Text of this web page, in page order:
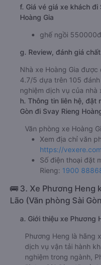
f. Giá vé giá xe khách đi
Hoàng Gia
ghế ngồi
g. Review, đánh giá
Nhà xe Hoàng Gia
4.7/5 dựa trên 105
nghiệm dịch vụ của nhà
h. Thông tin liên hệ, đặt
Gòn đi Svay Rieng
Văn phòng xe Hoàng
Xem địa chỉ văn
https://
Số điện thoại đặt
Rieng: 1900
🚌 3. Xe Phương Heng
Lão (Văn phòng Sài
a. Giới thiệu xe Phương
Phương Heng là hãng
dịch vụ vận tải hành
nghiệm trong ngành,